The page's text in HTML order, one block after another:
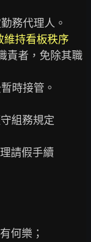
維持看板秩序
組務規定
請假手續
何樂；